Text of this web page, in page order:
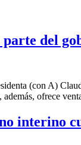
del
(con A)
además, ofrece
interino